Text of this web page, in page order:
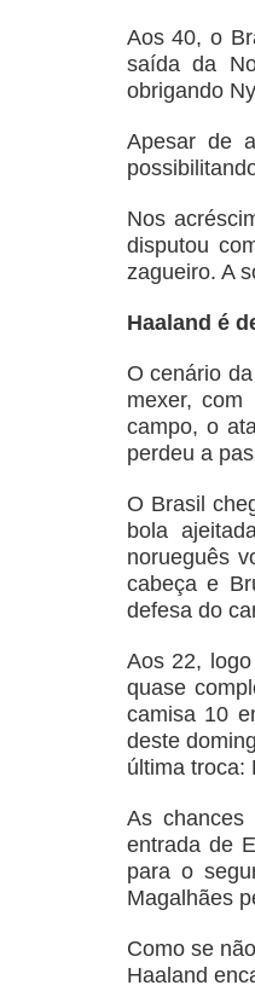
Aos 40, o
saída da
obrigando
Apesar de
Nos
disputou
zagueiro. A
Haaland é
O cenário
mexer,
campo, o
perdeu a
O Brasil
bola
norueguês
cabeça e
defesa do
Aos 22,
quase
camisa 10
deste
última troca:
As
entrada de
para o
Magalhães
Como se
Haaland